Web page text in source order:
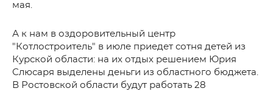
мая.
А к нам в оздоровительный центр
"Котлостроитель" в июле приедет сотня детей из
Курской области: на их отдых решением Юрия
Слюсаря выделены деньги из областного бюджета.
В Ростовской области будут работать 28